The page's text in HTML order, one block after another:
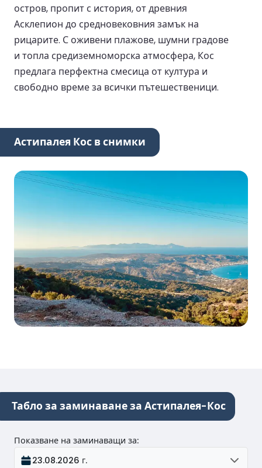
остров, пропит с история, от древния
Асклепион до средновековния замък на
рицарите. С оживени плажове, шумни градове
и топла средиземноморска атмосфера, Кос
предлага перфектна смесица от култура и
свободно време за всички пътешественици.
Астипалея Кос в снимки
Табло за заминаване за Астипалея-Кос
Показване на заминаващи за:
23.08.2026 г.